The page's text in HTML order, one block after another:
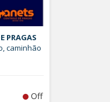
PRAGAS
caminhão
Off